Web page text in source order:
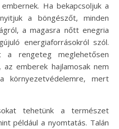
Ha bekapcsoljuk a
a böngészőt, minden
a magasra nőtt enegria
energiaforrásokról szól.
rengeteg meglehetősen
emberek hajlamosak nem
környezetvédelemre, mert
tehetünk a természet
például a nyomtatás. Talán